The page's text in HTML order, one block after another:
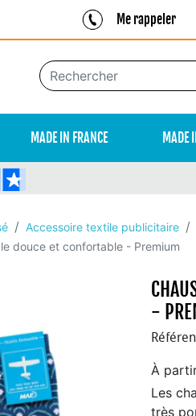
Me rappeler
MADE IN FRANCE MADE
Accessoire textile publicitaire
douce et confortable - Premium
-
À
Les
très